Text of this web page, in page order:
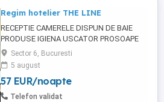
Regim hotelier THE LINE
RECEPTIE CAMERELE DISPUN DE BAIE
PRODUSE IGIENA USCATOR PROSOAPE
PATURI DUBLE CU LENJERIE SI PERNE TV
LED AER CONDITIONAT WIFI +INTERNET
GRATUIT FRIGIDER FIERBATOR APA +CEAI
OPTIONAL MIC DEJUN -PRANZ-CINA
TERASA EXTERIOARA SE SEVESC CAFELE
Sector 6, Bucuresti
5 august
57 EUR/noapte
Telefon validat